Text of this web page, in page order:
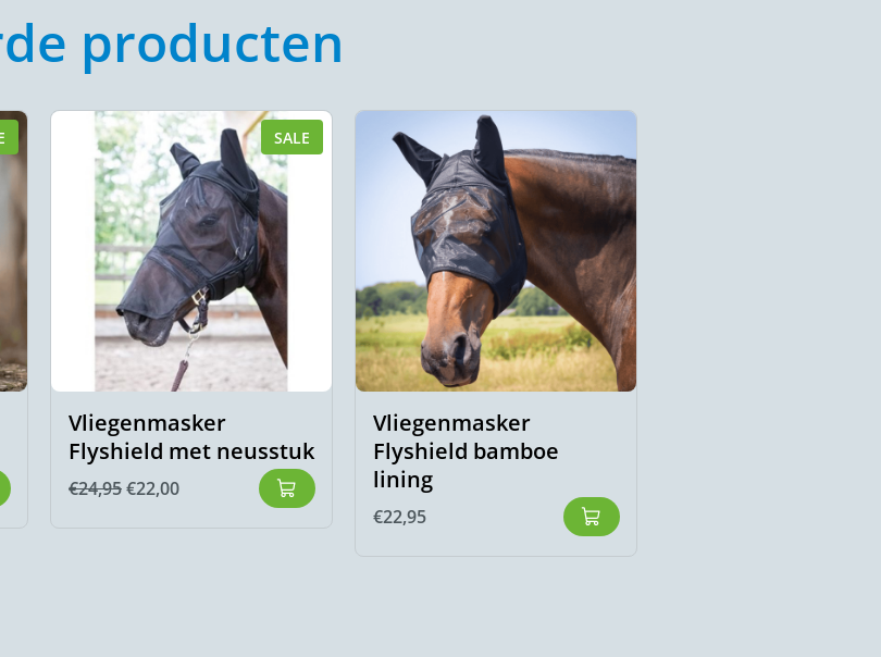
producten
SALE
Vliegenmasker
Flyshield met neusstuk
€24,95€22,00
Vliegenmasker
Flyshield bamboe
lining
€22,95